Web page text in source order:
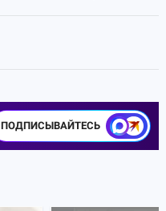
ПОДПИСЫВАЙТЕСЬ